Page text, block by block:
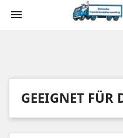

GEEIGNET FÜR